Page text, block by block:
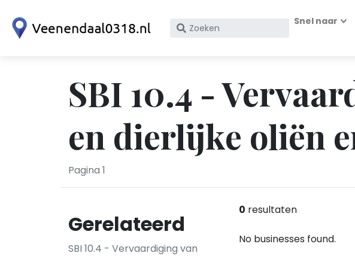
Zoek
KvK
nummer
Snel naar
SBI 10.4 -
en dierlijke oliën
Pagina 1
Gerelateerd
SBI 10.4 - Vervaardiging van
0 resultaten
No businesses found.